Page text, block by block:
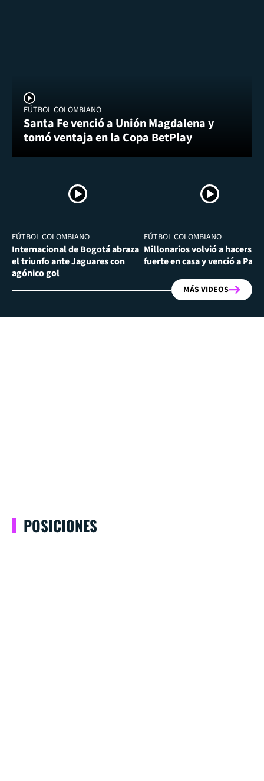
FÚTBOL COLOMBIANO
Santa Fe venció a Unión Magdalena y
tomó ventaja en la Copa BetPlay
FÚTBOL COLOMBIANO
Internacional de Bogotá abraza
el triunfo ante Jaguares con
agónico gol
FÚTBOL COLOMBIANO
Millonarios volvió a hacerse
fuerte en casa y venció a
MÁS VIDEOS
POSICIONES